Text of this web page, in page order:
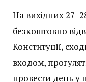
На вихідних
безкоштовно
Конституції,
входом,
провести день у